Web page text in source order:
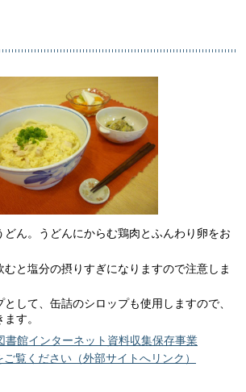
どん。うどんにからむ鶏肉とふんわり卵をお
むと塩分の摂りすぎになりますので注意しま
して、缶詰のシロップも使用しますので、
す。
書館インターネット資料収集保存事業
ご覧ください（外部サイトへリンク）